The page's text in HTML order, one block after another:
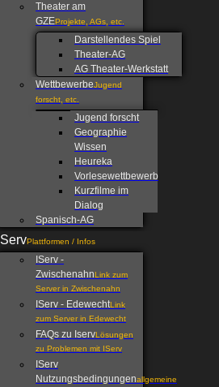
Theater am
GZEProjekte, AGs, etc.
Darstellendes Spiel
Theater-AG
AG Theater-Werkstatt
WettbewerbeJugend
forscht, etc.
Jugend forscht
Geographie
Wissen
Heureka
Vorlesewettbewerb
Kurzfilme im
Dialog
Spanisch-AG
IServPlattformen / Infos
IServ -
ZwischenahnLink zum
Server in Zwischenahn
IServ - EdewechtLink
zum Server in Edewecht
FAQs zu IservLösungen
zu Problemen mit IServ
IServ
Nutzungsbedingungenallgemeine